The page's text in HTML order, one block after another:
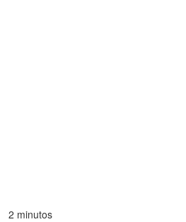
2 minutos